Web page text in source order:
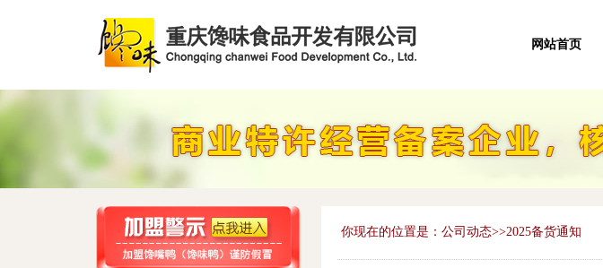
网站首页
你现在的位置是：公司动态>>2025备货通知